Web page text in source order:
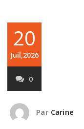
20
Juil,2026
0
Par Carine